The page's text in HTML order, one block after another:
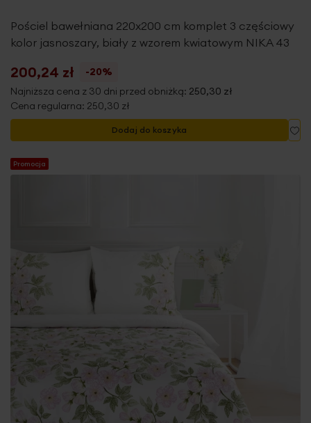
Pościel bawełniana 220x200 cm komplet 3 częściowy
kolor jasnoszary, biały z wzorem kwiatowym NIKA 43
200,24 zł
-20%
Najniższa cena z 30 dni przed obniżką: 250,30 zł
Cena regularna: 250,30 zł
Dodaj do koszyka
Promocja